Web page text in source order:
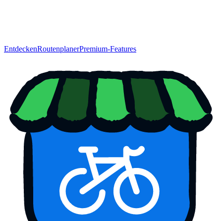
EntdeckenRoutenplanerPremium-Features